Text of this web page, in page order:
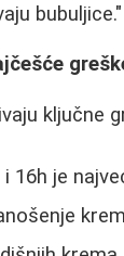
bubuljice."
ključne
16h je